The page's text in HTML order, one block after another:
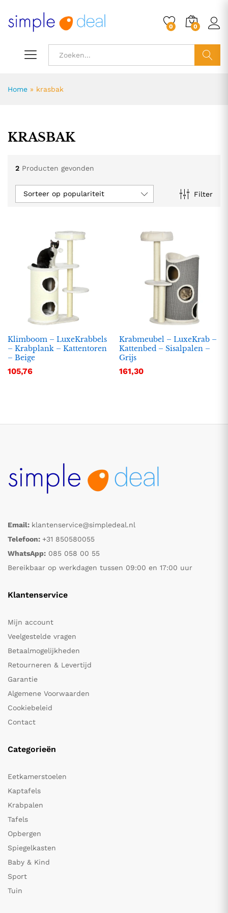
0 0
Home » krasbak
KRASBAK
2 Producten gevonden
Filter
Sorteer op populariteit
Klimboom – LuxeKrabbels
– Krabplank – Kattentoren
– Beige
105,76
Krabmeubel – LuxeKrab –
Kattenbed – Sisalpalen –
Grijs
161,30
Email: klantenservice@simpledeal.nl
Telefoon: +31 850580055
WhatsApp: 085 058 00 55
Bereikbaar op werkdagen tussen 09:00 en 17:00 uur
Klantenservice
Mijn account
Veelgestelde vragen
Betaalmogelijkheden
Retourneren & Levertijd
Garantie
Algemene Voorwaarden
Cookiebeleid
Contact
Categorieën
Eetkamerstoelen
Kaptafels
Krabpalen
Tafels
Opbergen
Spiegelkasten
Baby & Kind
Sport
Tuin